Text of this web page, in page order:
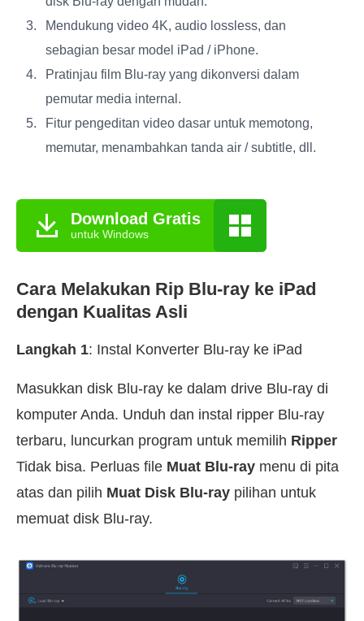
Mendukung video 4K, audio lossless, dan
sebagian besar model iPad / iPhone.
Pratinjau film Blu-ray yang dikonversi dalam
pemutar media internal.
Fitur pengeditan video dasar untuk memotong,
memutar, menambahkan tanda air / subtitle, dll.
Download Gratis
untuk Windows
Cara Melakukan Rip Blu-ray ke iPad
dengan Kualitas Asli
Langkah 1: Instal Konverter Blu-ray ke iPad
Masukkan disk Blu-ray ke dalam drive Blu-ray di
komputer Anda. Unduh dan instal ripper Blu-ray
terbaru, luncurkan program untuk memilih Ripper
Tidak bisa. Perluas file Muat Blu-ray menu di pita
atas dan pilih Muat Disk Blu-ray pilihan untuk
memuat disk Blu-ray.